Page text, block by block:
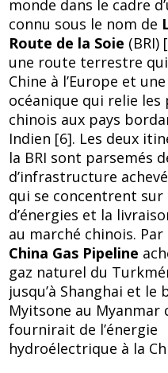
monde dans le cadre
connu sous le nom de
Route de la Soie (BRI)
une route terrestre
Chine à l’Europe et
océanique qui relie les
chinois aux pays
Indien [6]. Les deux
la BRI sont parsemés
d’infrastructure
qui se concentrent sur
d’énergies et la
au marché chinois.
China Gas Pipeline
gaz naturel du
jusqu’à Shanghai et le
Myitsone au Myanmar
fournirait de l’énergie
hydroélectrique à la